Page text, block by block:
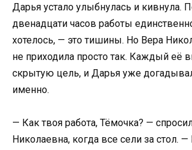
Дарья устало улыбнулась и кивнула.
двенадцати часов работы
хотелось, — это тишины. Но Вера
не приходила просто так. Каждый её
скрытую цель, и Дарья уже
именно.
— Как твоя работа, Тёмочка? —
Николаевна, когда все сели за стол.